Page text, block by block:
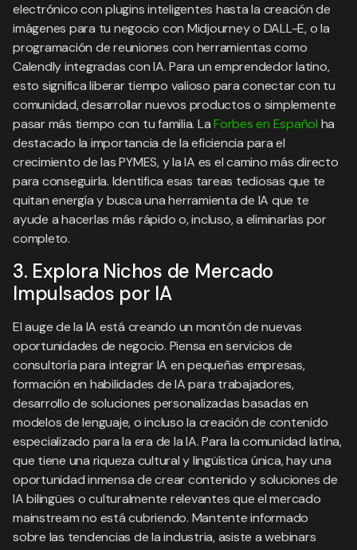
electrónico con plugins inteligentes hasta la creación de
imágenes para tu negocio con Midjourney o DALL-E, o la
programación de reuniones con herramientas como
Calendly integradas con IA. Para un emprendedor latino,
esto significa liberar tiempo valioso para conectar con tu
comunidad, desarrollar nuevos productos o simplemente
pasar más tiempo con tu familia. LaForbes en Español ha
destacado la importancia de la eficiencia para el
crecimiento de las PYMES, y la IA es el camino más directo
para conseguirla. Identifica esas tareas tediosas que te
quitan energía y busca una herramienta de IA que te
ayude a hacerlas más rápido o, incluso, a eliminarlas por
completo.
3. Explora Nichos de Mercado
Impulsados por IA
El auge de la IA está creando un montón de nuevas
oportunidades de negocio. Piensa en servicios de
consultoría para integrar IA en pequeñas empresas,
formación en habilidades de IA para trabajadores,
desarrollo de soluciones personalizadas basadas en
modelos de lenguaje, o incluso la creación de contenido
especializado para la era de la IA. Para la comunidad latina,
que tiene una riqueza cultural y lingüística única, hay una
oportunidad inmensa de crear contenido y soluciones de
IA bilingües o culturalmente relevantes que el mercado
mainstream no está cubriendo. Mantente informado
sobre las tendencias de la industria, asiste a webinars